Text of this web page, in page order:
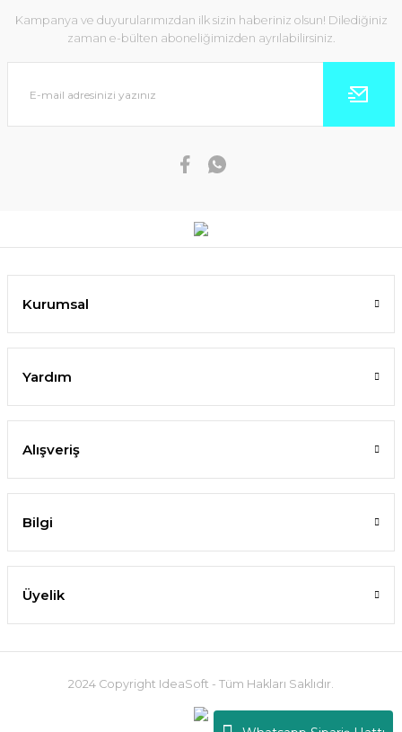
Kampanya ve duyurularımızdan ilk sizin haberiniz olsun! Dilediğiniz
zaman e-bülten aboneliğimizden ayrılabilirsiniz.
Kurumsal
Yardım
Alışveriş
Bilgi
Üyelik
2024 Copyright IdeaSoft - Tüm Hakları Saklıdır.